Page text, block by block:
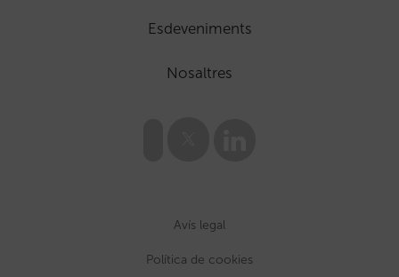
Esdeveniments
Nosaltres
Avís legal
Política de cookies